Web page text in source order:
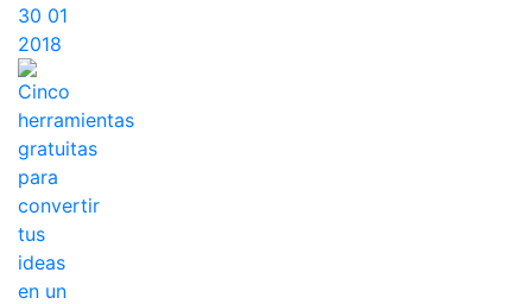
30 01
2018
Cinco
herramientas
gratuitas
para
convertir
tus
ideas
en un